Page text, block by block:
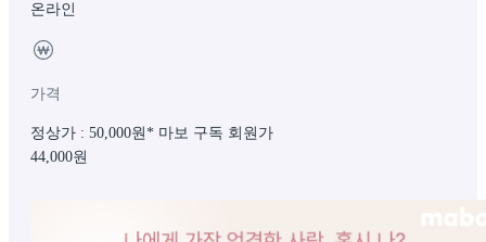
온라인
가격
정상가 : 50,000원 * 마보 구독 회원가
44,000원